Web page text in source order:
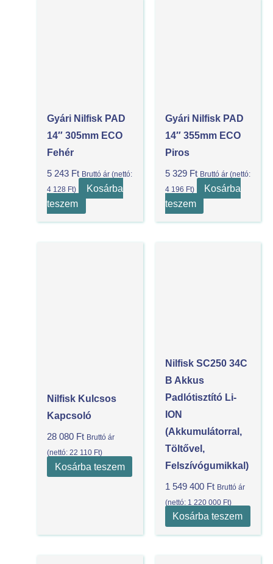
Gyári Nilfisk PAD
14″ 305mm ECO
Fehér
5 243 Ft Bruttó ár (nettó:
4 128 Ft)
Kosárba
teszem
Gyári Nilfisk PAD
14″ 355mm ECO
Piros
5 329 Ft Bruttó ár (nettó:
4 196 Ft)
Kosárba
teszem
Nilfisk Kulcsos
Kapcsoló
28 080 Ft Bruttó ár
(nettó:22 110 Ft)
Kosárba teszem
Nilfisk SC250 34C
B Akkus
Padlótisztító Li-
ION
(akkumulátorral,
Töltővel,
Felszívógumikkal)
1 549 400 Ft Bruttó ár
(nettó: 1 220 000 Ft)
Kosárba teszem